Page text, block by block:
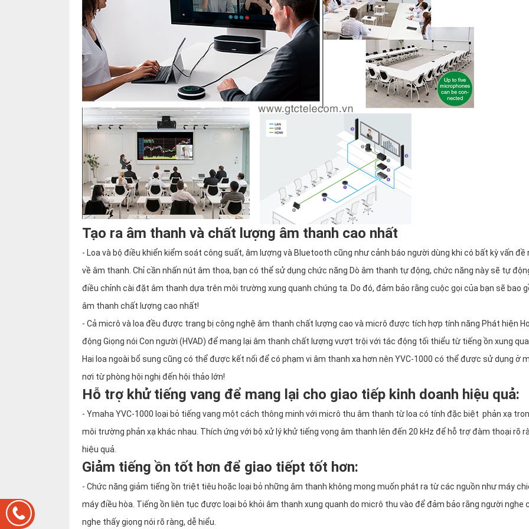
Tạo ra âm thanh và chất lượng âm thanh cao nhất
- Loa và bộ điều khiển kiểm soát công suất, âm lượng và Bluetooth cũng như cảnh báo người dùng khi có bất kỳ vấn đề
về âm thanh. Chỉ cần nhấn nút âm thoa, bạn có thể sử dụng chức năng Dò âm thanh tự động, chức năng này sẽ tự
điều chỉnh cài đặt âm thanh dựa trên môi trường xung quanh chúng ta. Do đó, đảm bảo rằng cuộc gọi của bạn sẽ bao
âm thanh chất lượng cao nhất!
- Cả micrô và loa đều được trang bị công nghệ âm thanh chất lượng cao và micrô được tích hợp tính năng Phát hiện
động Giọng nói Con người (HVAD) để mang lại âm thanh chất lượng vượt trội với tác động tối thiểu từ tiếng ồn xung
Hai loa ngoài bổ sung cũng có thể được kết nối để có phạm vi âm thanh xa hơn nên YVC-1000 có thể được sử dụng ở
nơi từ phòng hội nghị đến hội thảo lớn!
Hỗ trợ khử tiếng vang để mang lại cho giao tiếp kinh doanh hiệu quả:
- Ymaha YVC-1000 loại bỏ tiếng vang một cách thông minh với micrô thu âm thanh từ loa có tính đặc biệt phản xạ
môi trường phản xạ khác nhau. Thích ứng với bộ xử lý khử tiếng vọng âm thanh lên đến 20 kHz để hỗ trợ đàm thoại rõ
hiệu quả.
Giảm tiếng ồn tốt hơn để giao tiếpt tốt hơn:
- Chức năng giảm tiếng ồn triệt tiêu hoặc loại bỏ những âm thanh không mong muốn phát ra từ các nguồn như máy
máy điều hòa. Tiếng ồn liên tục được loại bỏ khỏi âm thanh xung quanh do micrô thu vào để đảm bảo rằng người nghe
nghe thấy giọng nói rõ ràng, dễ hiểu.